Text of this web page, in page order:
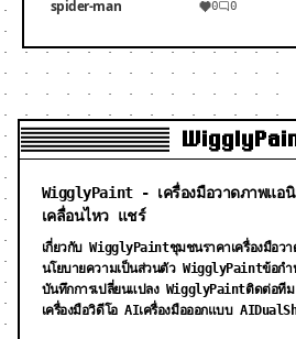
spider-man 0 0
WigglyPaint - เครื่องมือวาดภาพแอ
เคลื่อนไหว แชร์
เกี่ยวกับ WigglyPaintชุมชนราคาเครื่องมือ
นโยบายความเป็นส่วนตัว WigglyPaintข้อกำ
บันทึกการเปลี่ยนแปลง WigglyPaintติดต่อที
เครื่องมือวิดีโอ AIเครื่องมือออกแบบ AI